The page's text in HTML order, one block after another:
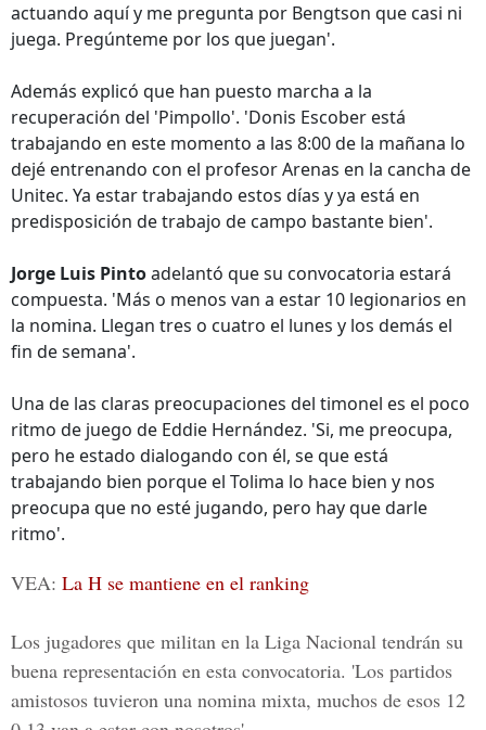
actuando aquí y me pregunta por Bengtson que casi ni
juega. Pregúnteme por los que juegan'.
Además explicó que han puesto marcha a la
recuperación del 'Pimpollo'. 'Donis Escober está
trabajando en este momento a las 8:00 de la mañana lo
dejé entrenando con el profesor Arenas en la cancha de
Unitec. Ya estar trabajando estos días y ya está en
predisposición de trabajo de campo bastante bien'.
Jorge Luis Pintoadelantó que su convocatoria estará
compuesta. 'Más o menos van a estar 10 legionarios en
la nomina. Llegan tres o cuatro el lunes y los demás el
fin de semana'.
Una de las claras preocupaciones del timonel es el poco
ritmo de juego de Eddie Hernández. 'Si, me preocupa,
pero he estado dialogando con él, se que está
trabajando bien porque el Tolima lo hace bien y nos
preocupa que no esté jugando, pero hay que darle
ritmo'.
VEA: La H se mantiene en el ranking
Los jugadores que militan en la Liga Nacional tendrán su
buena representación en esta convocatoria. 'Los partidos
amistosos tuvieron una nomina mixta, muchos de esos 12